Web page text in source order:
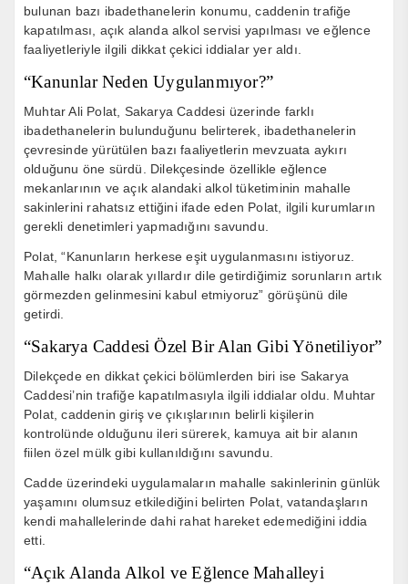
bulunan bazı ibadethanelerin konumu, caddenin trafiğe
kapatılması, açık alanda alkol servisi yapılması ve eğlence
faaliyetleriyle ilgili dikkat çekici iddialar yer aldı.
“Kanunlar Neden Uygulanmıyor?”
Muhtar Ali Polat, Sakarya Caddesi üzerinde farklı
ibadethanelerin bulunduğunu belirterek, ibadethanelerin
çevresinde yürütülen bazı faaliyetlerin mevzuata aykırı
olduğunu öne sürdü. Dilekçesinde özellikle eğlence
mekanlarının ve açık alandaki alkol tüketiminin mahalle
sakinlerini rahatsız ettiğini ifade eden Polat, ilgili kurumların
gerekli denetimleri yapmadığını savundu.
Polat, “Kanunların herkese eşit uygulanmasını istiyoruz.
Mahalle halkı olarak yıllardır dile getirdiğimiz sorunların artık
görmezden gelinmesini kabul etmiyoruz” görüşünü dile
getirdi.
“Sakarya Caddesi Özel Bir Alan Gibi Yönetiliyor”
Dilekçede en dikkat çekici bölümlerden biri ise Sakarya
Caddesi’nin trafiğe kapatılmasıyla ilgili iddialar oldu. Muhtar
Polat, caddenin giriş ve çıkışlarının belirli kişilerin
kontrolünde olduğunu ileri sürerek, kamuya ait bir alanın
fiilen özel mülk gibi kullanıldığını savundu.
Cadde üzerindeki uygulamaların mahalle sakinlerinin günlük
yaşamını olumsuz etkilediğini belirten Polat, vatandaşların
kendi mahallelerinde dahi rahat hareket edemediğini iddia
etti.
“Açık Alanda Alkol ve Eğlence Mahalleyi